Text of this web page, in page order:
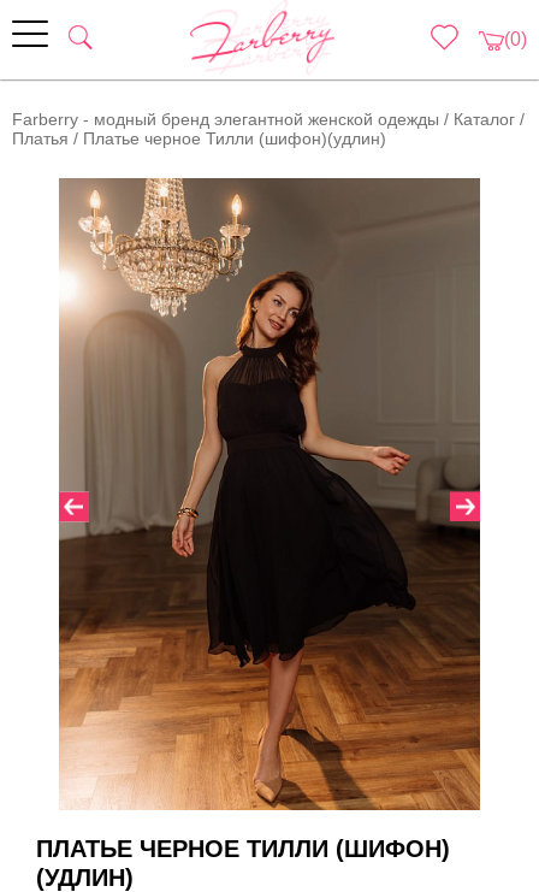
(0)
Farberry - модный бренд элегантной женской одежды / Каталог /
Платья / Платье черное Тилли (шифон)(удлин)
ПЛАТЬЕ ЧЕРНОЕ ТИЛЛИ (ШИФОН)
(УДЛИН)